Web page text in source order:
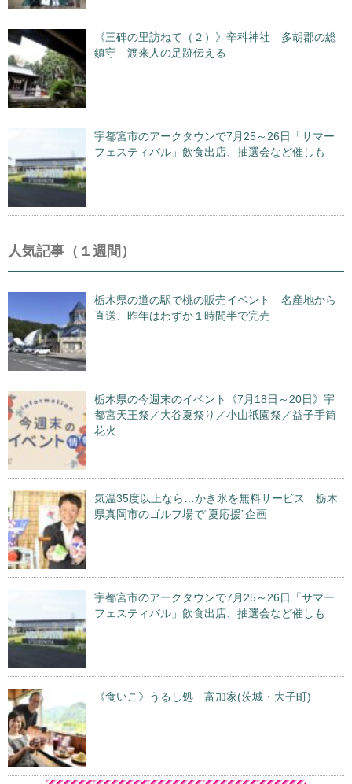
《三碑の里訪ねて（２）》辛科神社 多胡郡の総
鎮守 渡来人の足跡伝える
宇都宮市のアークタウンで7月25～26日「サマー
フェスティバル」飲食出店、抽選会など催しも
人気記事（１週間）
栃木県の道の駅で桃の販売イベント 名産地から
直送、昨年はわずか１時間半で完売
栃木県の今週末のイベント《7月18日～20日》宇
都宮天王祭／大谷夏祭り／小山祇園祭／益子手筒
花火
気温35度以上なら…かき氷を無料サービス 栃木
県真岡市のゴルフ場で“夏応援”企画
宇都宮市のアークタウンで7月25～26日「サマー
フェスティバル」飲食出店、抽選会など催しも
《食いこ》うるし処 富加家(茨城・大子町)